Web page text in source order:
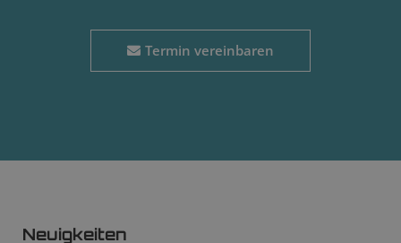
Termin vereinbaren
Neuigkeiten